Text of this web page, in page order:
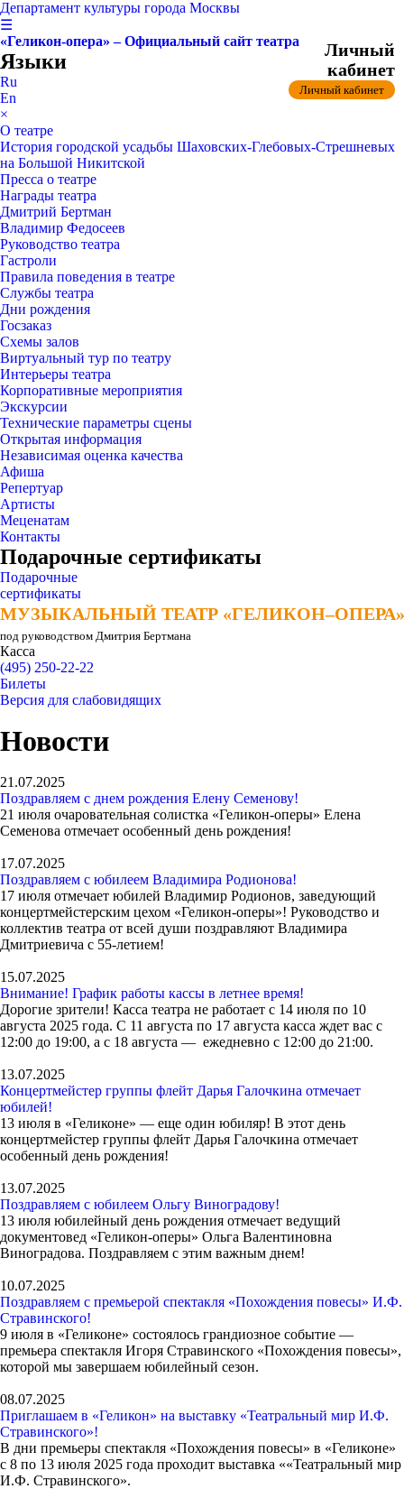
Департамент культуры города Москвы
☰
«Геликон-опера» – Официальный сайт театра
Языки
Ru
En
×
О театре
История городской усадьбы Шаховских-Глебовых-Стрешневых
на Большой Никитской
Пресса о театре
Награды театра
Дмитрий Бертман
Владимир Федосеев
Руководство театра
Гастроли
Правила поведения в театре
Службы театра
Дни рождения
Госзаказ
Схемы залов
Виртуальный тур по театру
Интерьеры театра
Корпоративные мероприятия
Экскурсии
Технические параметры сцены
Открытая информация
Независимая оценка качества
Афиша
Репертуар
Артисты
Меценатам
Контакты
Подарочные сертификаты
Подарочные
сертификаты
МУЗЫКАЛЬНЫЙ ТЕАТР «ГЕЛИКОН–ОПЕРА»
МУЗЫКАЛЬНЫЙ ТЕАТР «ГЕЛИКОН–ОПЕРА»
под руководством Дмитрия Бертмана
Касса
(495) 250-22-22
Личный
кабинет
Личный кабинет
Билеты
Версия для слабовидящих
Новости
21.07.2025
Поздравляем с днем рождения Елену Семенову!
21 июля очаровательная солистка «Геликон-оперы» Елена
Семенова отмечает особенный день рождения!
17.07.2025
Поздравляем с юбилеем Владимира Родионова!
17 июля отмечает юбилей Владимир Родионов, заведующий
концертмейстерским цехом «Геликон-оперы»! Руководство и
коллектив театра от всей души поздравляют Владимира
Дмитриевича с 55-летием!
15.07.2025
Внимание! График работы кассы в летнее время!
Дорогие зрители! Касса театра не работает с 14 июля по 10
августа 2025 года. С 11 августа по 17 августа касса ждет вас с
12:00 до 19:00, а с 18 августа — ежедневно с 12:00 до 21:00.
13.07.2025
Концертмейстер группы флейт Дарья Галочкина отмечает
юбилей!
13 июля в «Геликоне» — еще один юбиляр! В этот день
концертмейстер группы флейт Дарья Галочкина отмечает
особенный день рождения!
13.07.2025
Поздравляем с юбилеем Ольгу Виноградову!
13 июля юбилейный день рождения отмечает ведущий
документовед «Геликон-оперы» Ольга Валентиновна
Виноградова. Поздравляем с этим важным днем!
10.07.2025
Поздравляем с премьерой спектакля «Похождения повесы» И.Ф.
Стравинского!
9 июля в «Геликоне» состоялось грандиозное событие —
премьера спектакля Игоря Стравинского «Похождения повесы»,
которой мы завершаем юбилейный сезон.
08.07.2025
Приглашаем в «Геликон» на выставку «Театральный мир И.Ф.
Стравинского»!
В дни премьеры спектакля «Похождения повесы» в «Геликоне»
с 8 по 13 июля 2025 года проходит выставка ««Театральный мир
И.Ф. Стравинского».